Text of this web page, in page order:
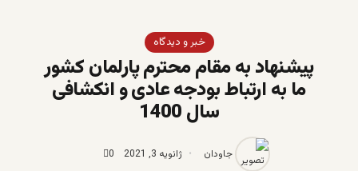
خبر و دیدگاه
پیشنهاد به مقام محترم پارلمان کشور
ما به ارتباط بودجه عادی و انکشافی
سال 1400
جاودان ژانویه 3, 2021 0